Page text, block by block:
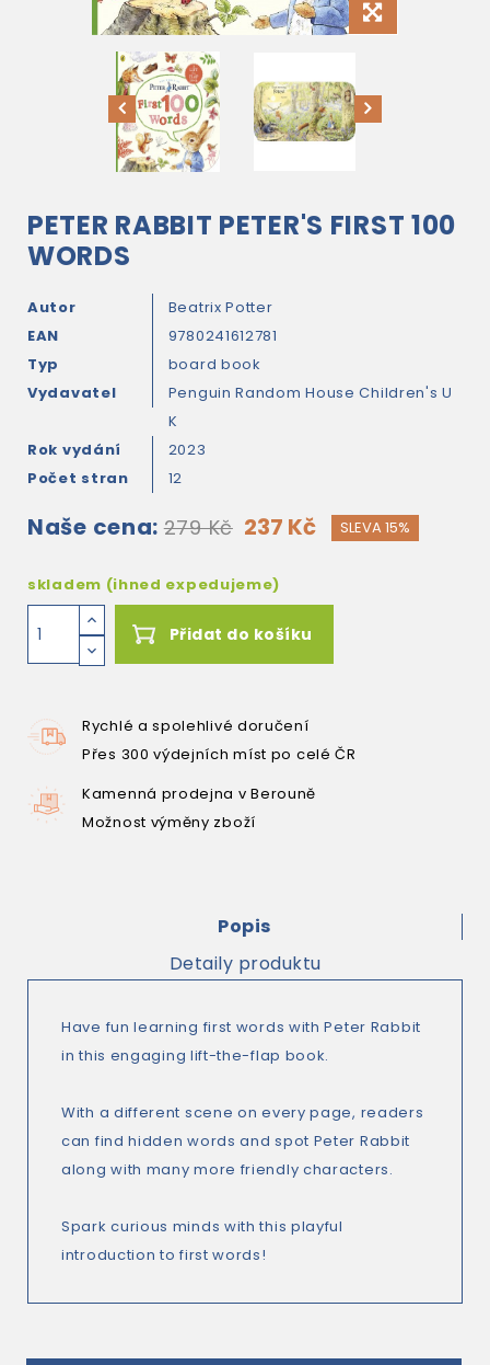
PETER RABBIT PETER'S FIRST 100
WORDS
Autor
Beatrix Potter
EAN
9780241612781
Typ
board book
Vydavatel
Penguin Random House Children's U
K
Rok vydání
2023
Počet stran
12
Naše cena: 279 Kč 237 Kč SLEVA 15%
skladem (ihned expedujeme)
Přidat do košíku
Rychlé a spolehlivé doručení
Přes 300 výdejních míst po celé ČR
Kamenná prodejna v Berouně
Možnost výměny zboží
Popis
Detaily produktu
Have fun learning first words with Peter Rabbit
in this engaging lift-the-flap book.
With a different scene on every page, readers
can find hidden words and spot Peter Rabbit
along with many more friendly characters.
Spark curious minds with this playful
introduction to first words!